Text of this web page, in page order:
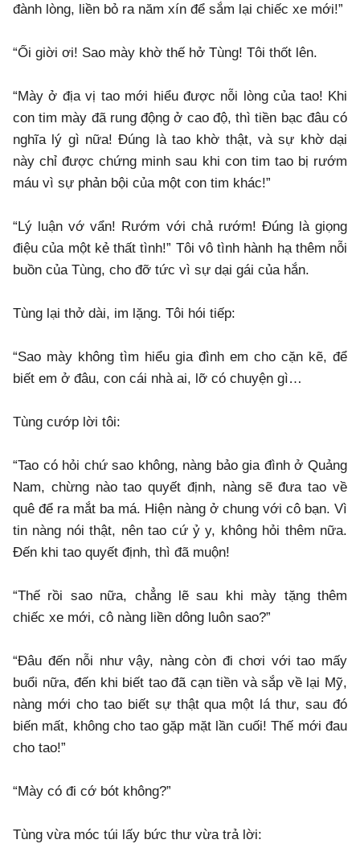
đành lòng, liền bỏ ra năm xín để sắm lại chiếc xe mới!”
“Ối giời ơi! Sao mày khờ thế hở Tùng! Tôi thốt lên.
“Mày ở địa vị tao mới hiểu được nỗi lòng của tao! Khi
con tim mày đã rung động ở cao độ, thì tiền bạc đâu có
nghĩa lý gì nữa! Đúng là tao khờ thật, và sự khờ dại
này chỉ được chứng minh sau khi con tim tao bị rướm
máu vì sự phản bội của một con tim khác!”
“Lý luận vớ vẩn! Rướm với chả rướm! Đúng là giọng
điệu của một kẻ thất tình!” Tôi vô tình hành hạ thêm nỗi
buồn của Tùng, cho đỡ tức vì sự dại gái của hắn.
Tùng lại thở dài, im lặng. Tôi hói tiếp:
“Sao mày không tìm hiểu gia đình em cho cặn kẽ, để
biết em ở đâu, con cái nhà ai, lỡ có chuyện gì…
Tùng cướp lời tôi:
“Tao có hỏi chứ sao không, nàng bảo gia đình ở Quảng
Nam, chừng nào tao quyết định, nàng sẽ đưa tao về
quê để ra mắt ba má. Hiện nàng ở chung với cô bạn. Vì
tin nàng nói thật, nên tao cứ ỷ y, không hỏi thêm nữa.
Đến khi tao quyết định, thì đã muộn!
“Thế rồi sao nữa, chẳng lẽ sau khi mày tặng thêm
chiếc xe mới, cô nàng liền dông luôn sao?”
“Đâu đến nỗi như vậy, nàng còn đi chơi với tao mấy
buổi nữa, đến khi biết tao đã cạn tiền và sắp về lại Mỹ,
nàng mới cho tao biết sự thật qua một lá thư, sau đó
biến mất, không cho tao gặp mặt lần cuối! Thế mới đau
cho tao!”
“Mày có đi cớ bót không?”
Tùng vừa móc túi lấy bức thư vừa trả lời: